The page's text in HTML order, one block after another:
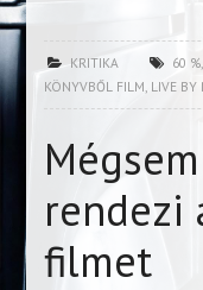
KRITIKA 60 %
KÖNYVBŐL FILM LIVE BY
rendezi
filmet